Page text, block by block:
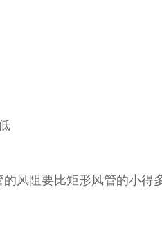
风阻要比矩形风管的小得